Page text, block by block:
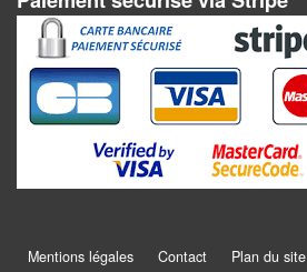
Jeu
de
Dés
Maquettes
Mentions légales Contact Plan du site